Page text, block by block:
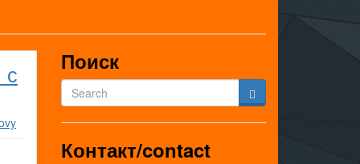
с Поиск
Контакт/contact